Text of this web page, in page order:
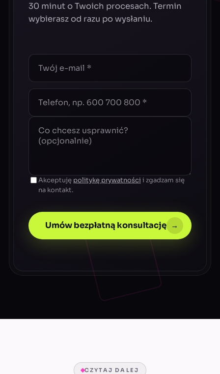
30 minut o Twoich procesach. Termin
wybierasz od razu po wysłaniu.
Akceptuję politykę prywatności i zgadzam się
na kontakt.
Umów bezpłatną konsultację →
CZYTAJ DALEJ